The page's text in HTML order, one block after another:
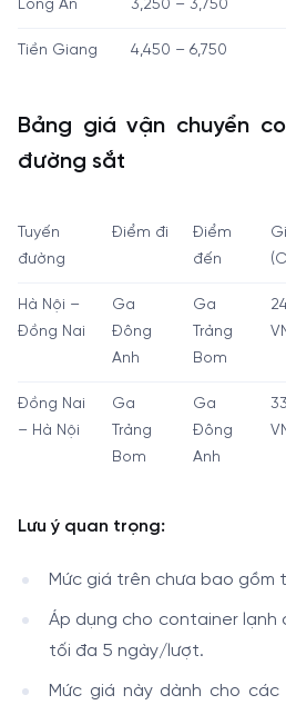
Long An 3,250 – 3,750
Tiền Giang 4,450 – 6,750
Bảng giá vận chuyển
đường sắt
Tuyến
đường
Điểm đi
Điểm
đến
Hà Nội –
Đồng Nai
Ga
Đông
Anh
Ga
Trảng
Bom
Đồng Nai
– Hà Nội
Ga
Trảng
Bom
Ga
Đông
Anh
Lưu ý quan trọng:
Mức giá trên chưa bao gồm
Áp dụng cho container lạnh
tối đa 5 ngày/lượt.
Mức giá này dành cho